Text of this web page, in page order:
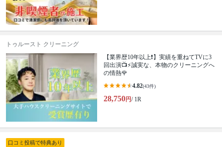
トゥルースト クリーニング
【業界歴10年以上❗️】実績を重ねてTVに3
回出演📺⚡️誠実な、本物のクリーニングへ
の情熱🌹
4.82(43件)
28,750円/ 1R
口コミ投稿で特典あり